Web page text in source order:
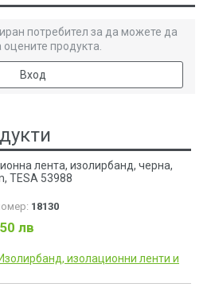
потребител за да можете да
продукта.
Вход
лента, изолирбанд, черна,
TESA 53988
18130
лв
Изолирбанд, изолационни ленти и